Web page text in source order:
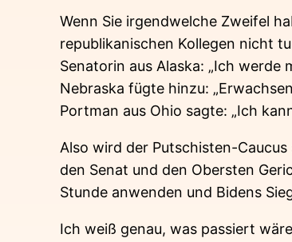
Wenn Sie irgendwelche Zweifel
republikanischen Kollegen nicht
Senatorin aus Alaska: „Ich werde
Nebraska fügte hinzu:
Portman aus Ohio sagte: „Ich
Also wird der Putschisten-
den Senat und den Obersten
Stunde anwenden und Bidens
Ich weiß genau, was passiert